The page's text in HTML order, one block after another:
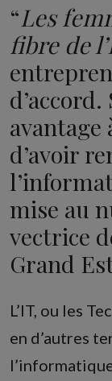
“Les
fibre de
avantage
d’avoir
mise au
vectrice
Grand
L’IT, ou les
en d’autres